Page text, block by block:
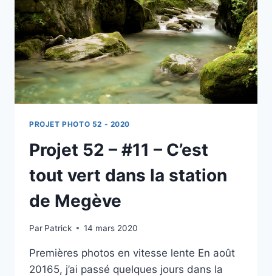
RÉ
PROJET PHOTO 52 - 2020
Projet 52 – #11 – C’est
tout vert dans la station
de Megève
Par Patrick 14 mars 2020
Premières photos en vitesse lente En août
20165, j’ai passé quelques jours dans la